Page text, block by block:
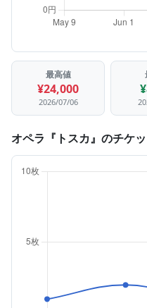
最高値
¥24,000
2026/07/06
オペラ『トスカ』のチケ